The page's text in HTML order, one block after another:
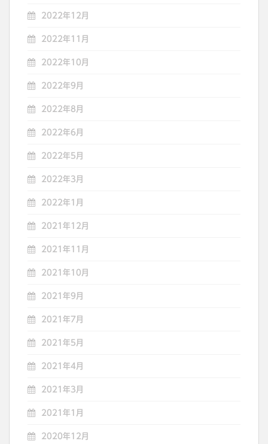
2022年12月
2022年11月
2022年10月
2022年9月
2022年8月
2022年6月
2022年5月
2022年3月
2022年1月
2021年12月
2021年11月
2021年10月
2021年9月
2021年7月
2021年5月
2021年4月
2021年3月
2021年1月
2020年12月